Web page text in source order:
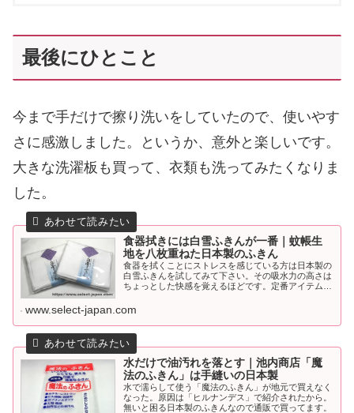
最後にひとこと
今まで手だけで擦り洗いをしていたので、使いやす
さに感激しました。というか、意外と楽しいです。
大きな洗濯板も買って、衣類も洗ってみたくなりま
した。
食器拭きには白雪ふきんが一番｜蚊帳生
地を八枚重ねた日本製のふきん
食器を拭くことにストレスを感じている方は日本製の
白雪ふきんを試してみて下さい。その吸水力の高さは
ちょっとした快感を覚えるほどです。定番アイテムに
www.select-japan.com
水だけで油汚れを落とす｜池内商店「魔
法のふきん」は手縫いの日本製
水で濡らして使う「魔法のふきん」が地元で買えなく
なった。原因は「ヒルナンデス」で紹介されたから。
無いと困る日本製のふきんなので通販で買ってます。